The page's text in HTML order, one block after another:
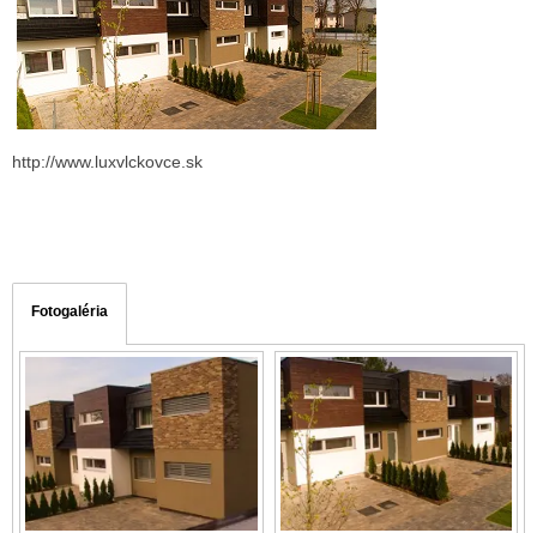
http://www.luxvlckovce.sk
Fotogaléria